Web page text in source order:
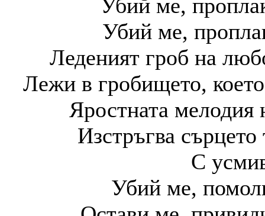
Убий ме,
Убий ме,
Леденият гроб на
Лежи в гробището,
Яростната мелодия
Изстръгва
С
Убий ме,